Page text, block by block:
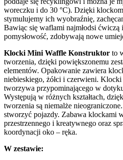
woreczku i do 30 °C). Dzięki
stymulujemy ich wyobraźnię,
Bawiąc się waflami najmłodsi ćwiczą
pomysłowość, zdobywają nowe
Klocki Mini Waffle Konstruktor to
tworzenia, dzięki powiększonemu
elementów. Opakowanie zawiera
niebieskiego, żółci i czerwieni.
tworzywa przypominającego w
Występują w różnych kształtach,
tworzenia są niemalże
stworzyć pojazdy. Zabawa klockami
przestrzennego i kreatywnego oraz
koordynacji oko – ręka.
W zestawie: